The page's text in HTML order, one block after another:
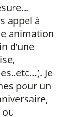
appel à
animation
d’une
Je
pour un